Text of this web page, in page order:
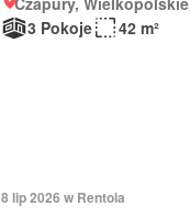
3 Pokoje
42 m²
8 lip 2026 w Rentola